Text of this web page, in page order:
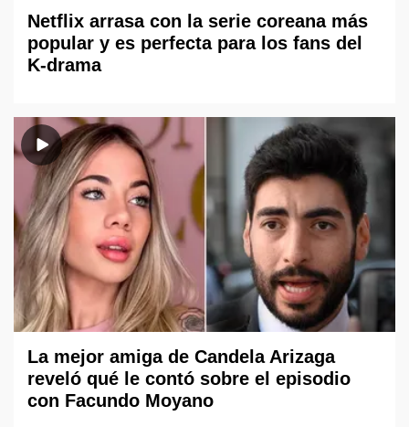
Netflix arrasa con la serie coreana más
popular y es perfecta para los fans del
K-drama
La mejor amiga de Candela Arizaga
reveló qué le contó sobre el episodio
con Facundo Moyano